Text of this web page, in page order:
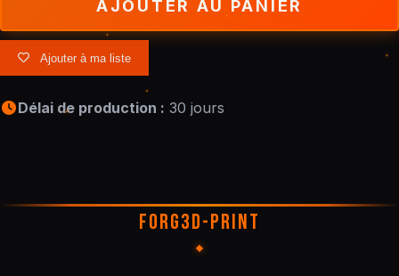
AJOUTER AU PANIER
Ajouter à ma liste
Délai de production : 30 jours
FORG3D-PRINT